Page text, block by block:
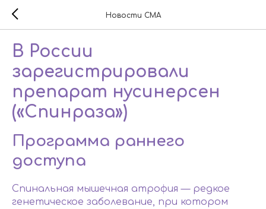
Новости СМА
В России
зарегистрировали
препарат нусинерсен
(«Спинраза»)
Программа раннего
доступа
Спинальная мышечная атрофия — редкое
генетическое заболевание, при котором